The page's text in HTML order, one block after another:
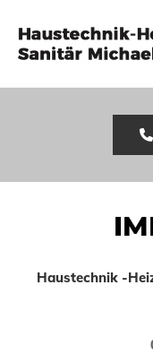
Haustechnik -